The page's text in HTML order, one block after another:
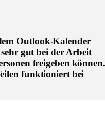
Outlook-Kalender
gut bei der Arbeit
freigeben können.
funktioniert bei